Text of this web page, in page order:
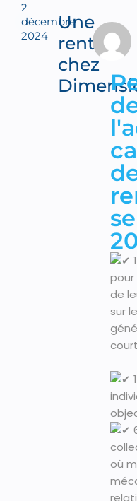
2
décembre
2024
Une
rentrée
chez
pour
de
sur
où